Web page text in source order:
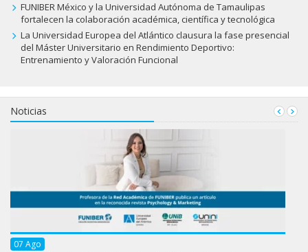
FUNIBER México y la Universidad Autónoma de Tamaulipas
fortalecen la colaboración académica, científica y tecnológica
La Universidad Europea del Atlántico clausura la fase presencial
del Máster Universitario en Rendimiento Deportivo:
Entrenamiento y Valoración Funcional
Noticias
07 Ago